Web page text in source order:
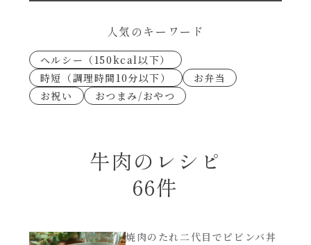
穀物類のレシピ
なんでも南蛮
考えるな、二代目で炒めろ！～○○の炒め物
朝シャン（ごはん派）
朝シャン（パン派）
ヘルシー（150kcal以下）
あえるハコネーゼトマトバジル
あえるハコネーゼ高菜
あえるハコネーゼ明太子
人気のキーワード
ヘルシー（150kcal以下）
時短（調理時間10分以下）
お弁当
お祝い
おつまみ/おやつ
牛肉のレシピ
66件
焼肉のたれ二代目でピビンバ丼